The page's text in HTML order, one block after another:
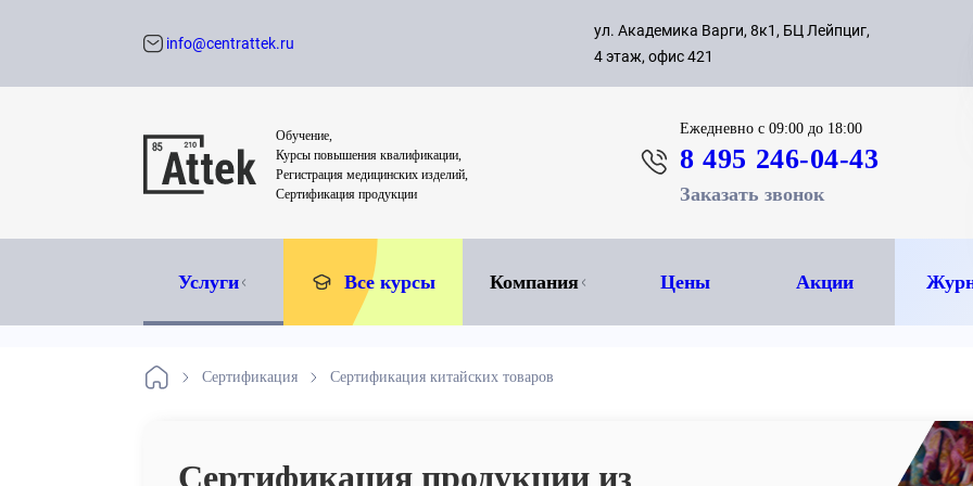
с 09:00
8 495
info@centrattek.ru
ул. Академика Варги, 8к1, БЦ Лейпциг,
4 этаж, офис 421
Обучение,
Курсы повышения квалификации,
Регистрация медицинских изделий,
Сертификация продукции
Ежедневнос 09:00 до 18:00
8 495 246-04-43
Заказать звонок
Услуги Все курсы Компания Цены Акции
Сертификация Сертификация китайских товаров
Сертификация продукции из